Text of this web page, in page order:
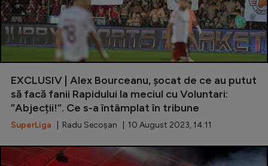
EXCLUSIV | Alex Bourceanu, șocat de ce au putut
să facă fanii Rapidului la meciul cu Voluntari:
”Abjecții!”. Ce s-a întâmplat în tribune
SuperLiga | Radu Secoșan | 10 August 2023, 14:11